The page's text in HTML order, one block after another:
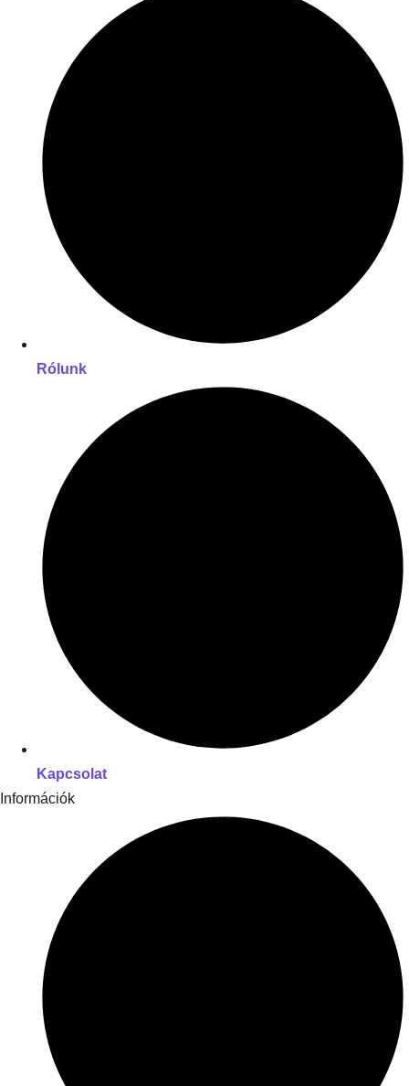
Rólunk
Kapcsolat
Információk